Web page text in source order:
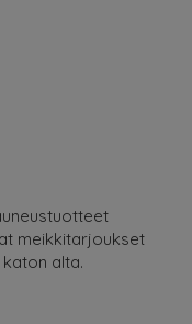
meikkitarjoukset
alta.